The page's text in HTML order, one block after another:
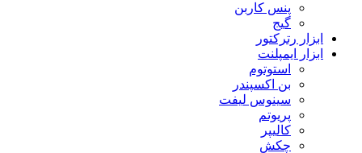
پنس کاربن
گیج
ابزار رترکتور
ابزار ایمپلنت
استوتوم
بن اکسپندر
سینوس لیفت
پریوتم
کالیپر
چکش